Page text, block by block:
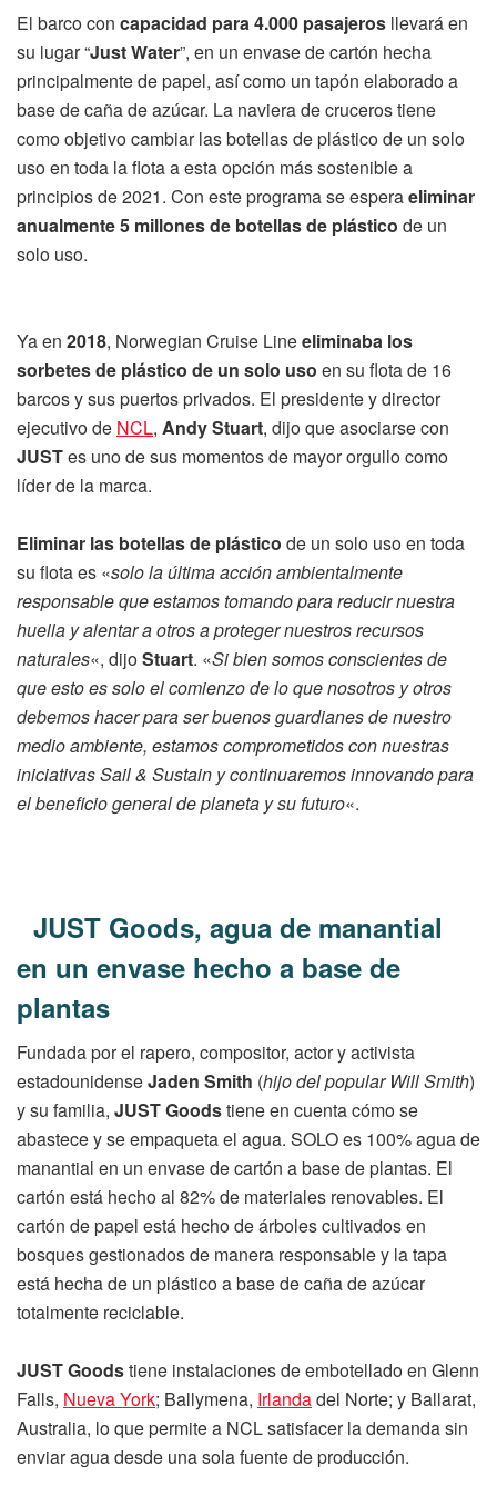
El barco con capacidad para 4.000 pasajeros llevará en
su lugar “Just Water”, en un envase de cartón hecha
principalmente de papel, así como un tapón elaborado a
base de caña de azúcar. La naviera de cruceros tiene
como objetivo cambiar las botellas de plástico de un solo
uso en toda la flota a esta opción más sostenible a
principios de 2021. Con este programa se esperaeliminar
anualmente 5 millones de botellas de plástico de un
solo uso.
Ya en 2018, Norwegian Cruise Lineeliminaba los
sorbetes de plástico de un solo uso en su flota de 16
barcos y sus puertos privados. El presidente y director
ejecutivo de NCL, Andy Stuart, dijo que asociarse con
JUSTes uno de sus momentos de mayor orgullo como
líder de la marca.
Eliminar las botellas de plástico de un solo uso en toda
su flota es «solo la última acción ambientalmente
responsable que estamos tomando para reducir nuestra
huella y alentar a otros a proteger nuestros recursos
naturales«, dijoStuart. «Si bien somos conscientes de
que esto es solo el comienzo de lo que nosotros y otros
debemos hacer para ser buenos guardianes de nuestro
medio ambiente, estamos comprometidos con nuestras
iniciativas Sail & Sustain y continuaremos innovando para
el beneficio general de planeta y su futuro«.
JUST Goods, agua de manantial
en un envase hecho a base de
plantas
Fundada por el rapero, compositor, actor y activista
estadounidenseJaden Smith (hijo del popular Will Smith)
y su familia, JUST Goodstiene en cuenta cómo se
abastece y se empaqueta el agua. SOLO es 100% agua de
manantial en un envase de cartón a base de plantas. El
cartón está hecho al 82% de materiales renovables. El
cartón de papel está hecho de árboles cultivados en
bosques gestionados de manera responsable y la tapa
está hecha de un plástico a base de caña de azúcar
totalmente reciclable.
JUST Goodstiene instalaciones de embotellado en Glenn
Falls, Nueva York; Ballymena, Irlandadel Norte; y Ballarat,
Australia, lo que permite a NCL satisfacer la demanda sin
enviar agua desde una sola fuente de producción.